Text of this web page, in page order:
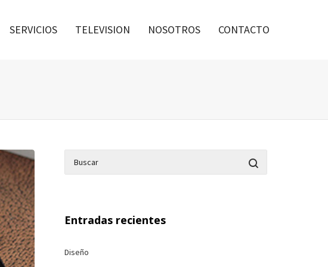
SERVICIOS TELEVISION NOSOTROS CONTACTO
Entradas recientes
Diseño